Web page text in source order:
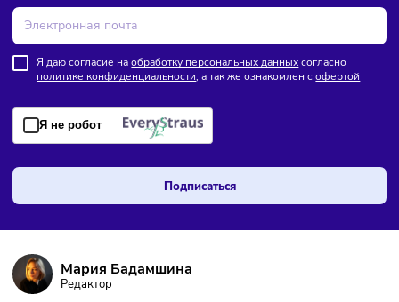
ПОДПИШИТЕСЬ НА РАССЫЛКУ
Чтобы оставаться в курсе событий
и не пропустить важных новостей
Я даю согласие наобработку персональных данных
политике конфиденциальности